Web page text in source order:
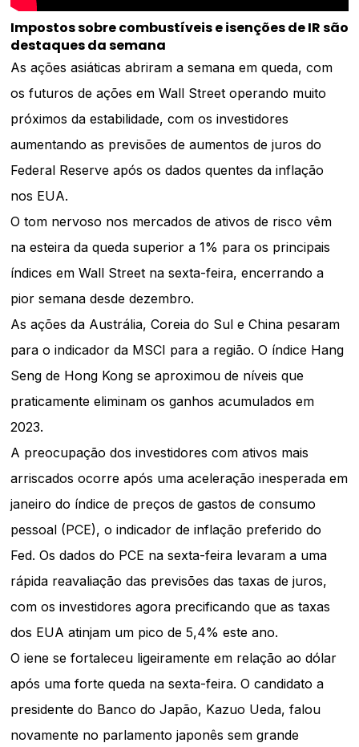
Impostos sobre combustíveis e isenções de IR são
destaques da semana
As ações asiáticas abriram a semana em queda, com
os futuros de ações em Wall Street operando muito
próximos da estabilidade, com os investidores
aumentando as previsões de aumentos de juros do
Federal Reserve após os dados quentes da inflação
nos EUA.
O tom nervoso nos mercados de ativos de risco vêm
na esteira da queda superior a 1% para os principais
índices em Wall Street na sexta-feira, encerrando a
pior semana desde dezembro.
As ações da Austrália, Coreia do Sul e China pesaram
para o indicador da MSCI para a região. O índice Hang
Seng de Hong Kong se aproximou de níveis que
praticamente eliminam os ganhos acumulados em
2023.
A preocupação dos investidores com ativos mais
arriscados ocorre após uma aceleração inesperada em
janeiro do índice de preços de gastos de consumo
pessoal (PCE), o indicador de inflação preferido do
Fed. Os dados do PCE na sexta-feira levaram a uma
rápida reavaliação das previsões das taxas de juros,
com os investidores agora precificando que as taxas
dos EUA atinjam um pico de 5,4% este ano.
O iene se fortaleceu ligeiramente em relação ao dólar
após uma forte queda na sexta-feira. O candidato a
presidente do Banco do Japão, Kazuo Ueda, falou
novamente no parlamento japonês sem grande